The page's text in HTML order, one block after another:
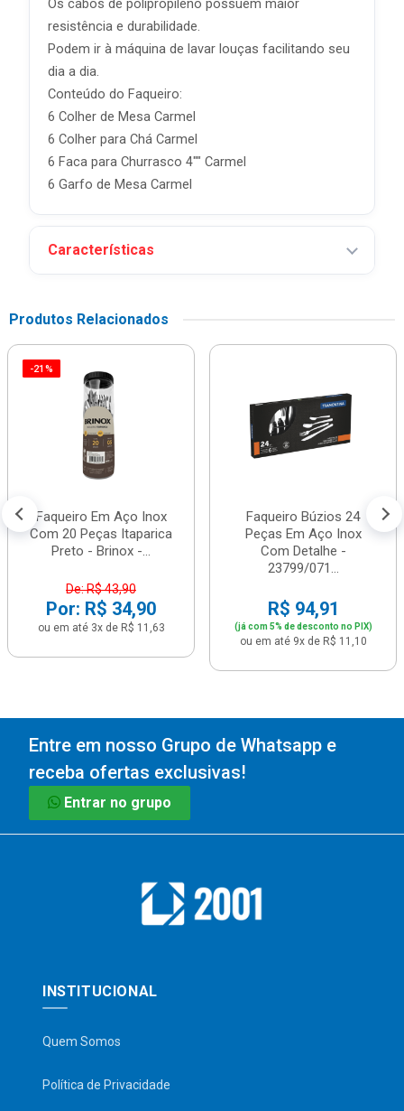
Os cabos de polipropileno possuem maior
resistência e durabilidade.
Podem ir à máquina de lavar louças facilitando seu
dia a dia.
Conteúdo do Faqueiro:
6 Colher de Mesa Carmel
6 Colher para Chá Carmel
6 Faca para Churrasco 4"" Carmel
6 Garfo de Mesa Carmel
Características
Produtos Relacionados
-21%
Faqueiro Em Aço Inox
Com 20 Peças Itaparica
Preto - Brinox -...
De: R$ 43,90
Por: R$ 34,90
ou em até 3x de R$ 11,63
Faqueiro Búzios 24
Peças Em Aço Inox
Com Detalhe -
23799/071...
R$ 94,91
(já com 5% de desconto no PIX)
ou em até 9x de R$ 11,10
Entre em nosso Grupo de Whatsapp e
receba ofertas exclusivas!
Entrar no grupo
INSTITUCIONAL
Quem Somos
Política de Privacidade